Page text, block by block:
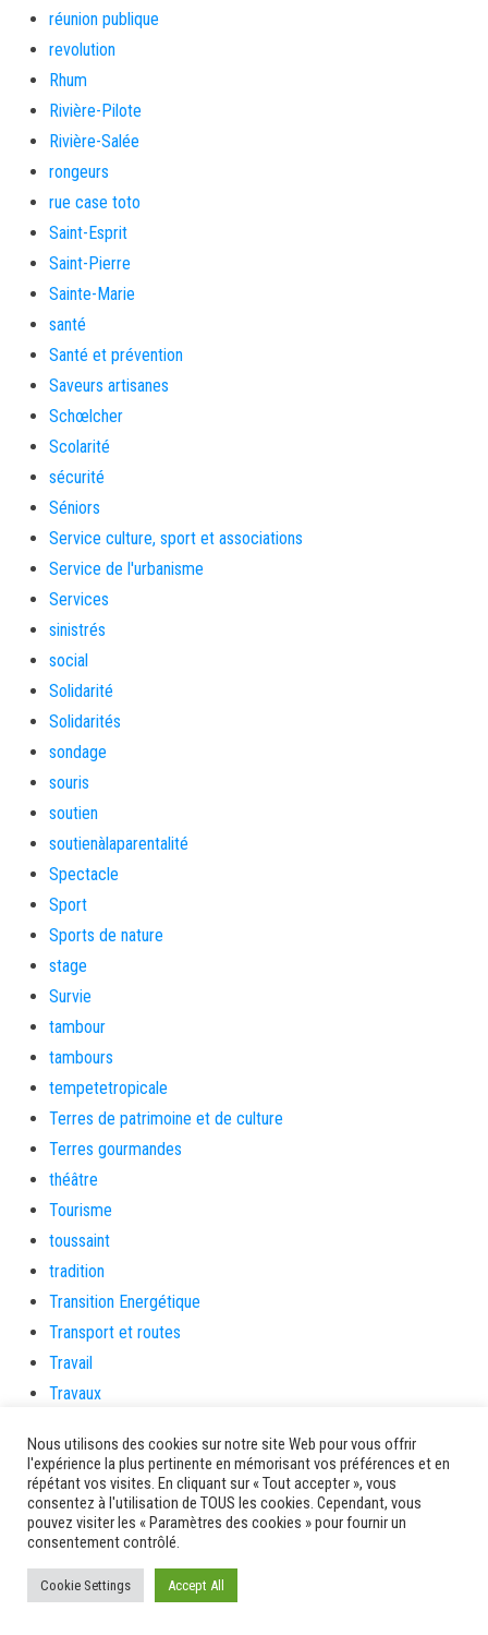
réunion publique
revolution
Rhum
Rivière-Pilote
Rivière-Salée
rongeurs
rue case toto
Saint-Esprit
Saint-Pierre
Sainte-Marie
santé
Santé et prévention
Saveurs artisanes
Schœlcher
Scolarité
sécurité
Séniors
Service culture, sport et associations
Service de l'urbanisme
Services
sinistrés
social
Solidarité
Solidarités
sondage
souris
soutien
soutienàlaparentalité
Spectacle
Sport
Sports de nature
stage
Survie
tambour
tambours
tempetetropicale
Terres de patrimoine et de culture
Terres gourmandes
théâtre
Tourisme
toussaint
tradition
Transition Energétique
Transport et routes
Travail
Travaux
travaux utiles
TSUNAMI
TZCLD
uncategorized
Venir en Martinique
Video
Nous utilisons des cookies sur notre site Web pour vous offrir
l'expérience la plus pertinente en mémorisant vos préférences et en
répétant vos visites. En cliquant sur « Tout accepter », vous
consentez à l'utilisation de TOUS les cookies. Cependant, vous
pouvez visiter les « Paramètres des cookies » pour fournir un
consentement contrôlé.
Cookie Settings Accept All